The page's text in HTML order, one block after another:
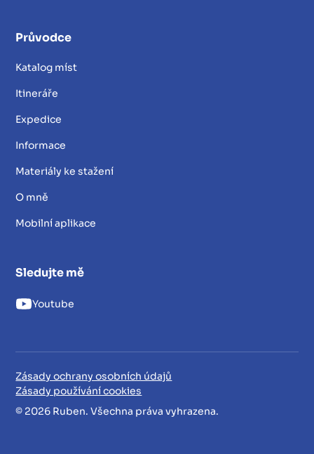
Průvodce
Katalog míst
Itineráře
Expedice
Informace
Materiály ke stažení
O mně
Mobilní aplikace
Sledujte mě
Youtube
© 2026 Ruben. Všechna práva vyhrazena.
Zásady ochrany osobních údajů
Zásady používání cookies